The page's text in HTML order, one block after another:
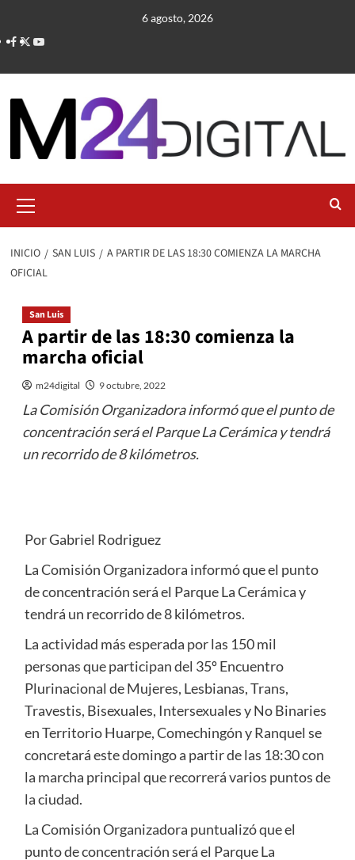
contenido
6 agosto, 2026
primario
INICIO SAN LUIS
A PARTIR DE LAS 18:30 COMIENZA LA MARCHA
OFICIAL
San Luis
A partir de las 18:30 comienza la
marcha oficial
m24digital 9 octubre, 2022
La Comisión Organizadora informó que el punto de
concentración será el Parque La Cerámica y tendrá
un recorrido de 8 kilómetros.
Por Gabriel Rodriguez
La Comisión Organizadora informó que el punto
de concentración será el Parque La Cerámica y
tendrá un recorrido de 8 kilómetros.
La actividad más esperada por las 150 mil
personas que participan del 35º Encuentro
Plurinacional de Mujeres, Lesbianas, Trans,
Travestis, Bisexuales, Intersexuales y No Binaries
en Territorio Huarpe, Comechingón y Ranquel se
concretará este domingo a partir de las 18:30 con
la marcha principal que recorrerá varios puntos de
la ciudad.
La Comisión Organizadora puntualizó que el
punto de concentración será el Parque La